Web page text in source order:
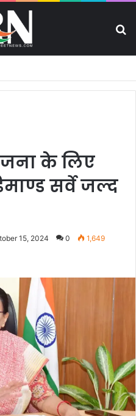
के लिए
सर्वे जल्द
15, 2024 0 1,649